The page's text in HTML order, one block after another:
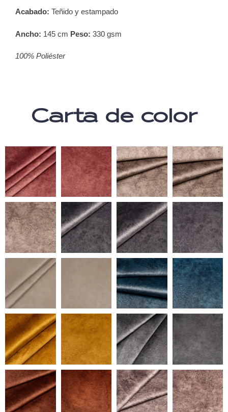
Acabado: Teñido y estampado
Ancho: 145 cm Peso: 330 gsm
100% Poliéster
Carta de color